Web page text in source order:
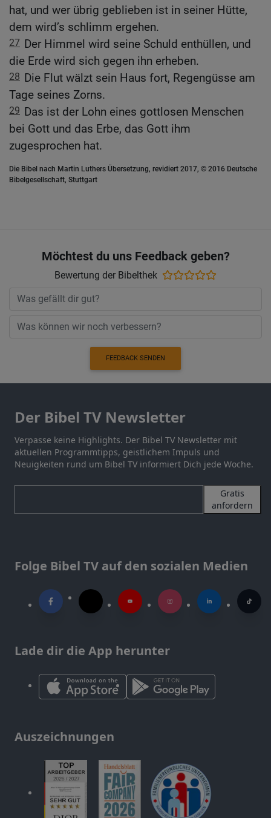
hat, und wer übrig geblieben ist in seiner Hütte,
dem wird’s schlimm ergehen.
27 Der Himmel wird seine Schuld enthüllen, und
die Erde wird sich gegen ihn erheben.
28 Die Flut wälzt sein Haus fort, Regengüsse am
Tage seines Zorns.
29 Das ist der Lohn eines gottlosen Menschen
bei Gott und das Erbe, das Gott ihm
zugesprochen hat.
Die Bibel nach Martin Luthers Übersetzung, revidiert 2017, © 2016 Deutsche
Bibelgesellschaft, Stuttgart
Möchtest du uns Feedback geben?
Bewertung der Bibelthek
FEEDBACK SENDEN
Der Bibel TV Newsletter
Verpasse keine Highlights. Der Bibel TV Newsletter mit
aktuellen Programmtipps, geistlichem Impuls und
Neuigkeiten rund um Bibel TV informiert Dich jede Woche.
Gratis
anfordern
Folge Bibel TV auf den sozialen Medien
Lade dir die App herunter
Auszeichnungen